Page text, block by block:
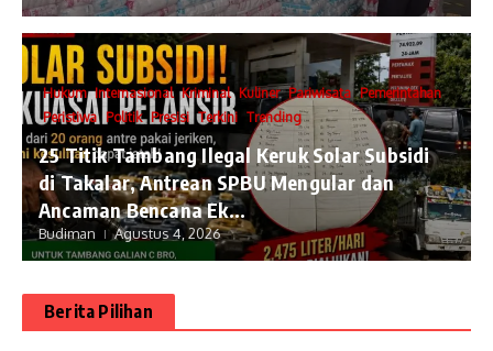
Hukum Internasional Kriminal Kuliner Pariwisata Pemerintahan
Peristiwa Politik Presisi Terkini Trending
25 Titik Tambang Ilegal Keruk Solar Subsidi
di Takalar, Antrean SPBU Mengular dan
Ancaman Bencana Ek...
Budiman Agustus 4, 2026
Berita Pilihan